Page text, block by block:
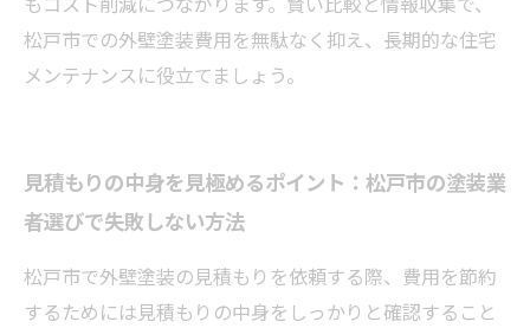
松戸市での外壁塗装費用を無駄なく抑え、長期的な住宅
メンテナンスに役立てましょう。
見積もりの中身を見極めるポイント：松戸市の塗装業
者選びで失敗しない方法
松戸市で外壁塗装の見積もりを依頼する際、費用を節約
するためには見積もりの中身をしっかりと確認すること